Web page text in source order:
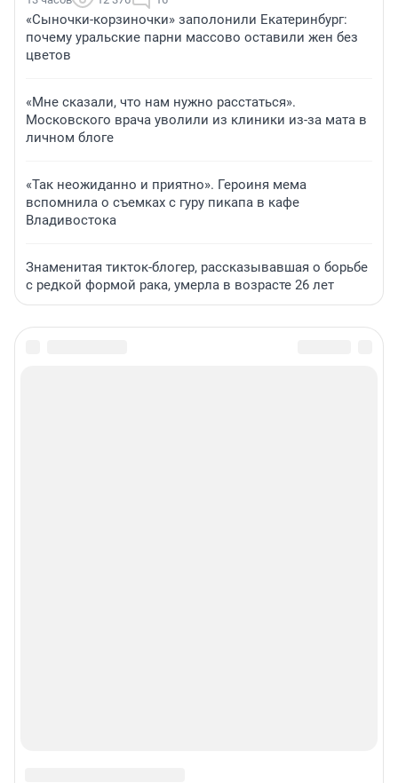
«Сыночки-корзиночки» заполонили Екатеринбург:
почему уральские парни массово оставили жен без
цветов
«Мне сказали, что нам нужно расстаться».
Московского врача уволили из клиники из-за мата в
личном блоге
«Так неожиданно и приятно». Героиня мема
вспомнила о съемках с гуру пикапа в кафе
Владивостока
Знаменитая тикток-блогер, рассказывавшая о борьбе
с редкой формой рака, умерла в возрасте 26 лет